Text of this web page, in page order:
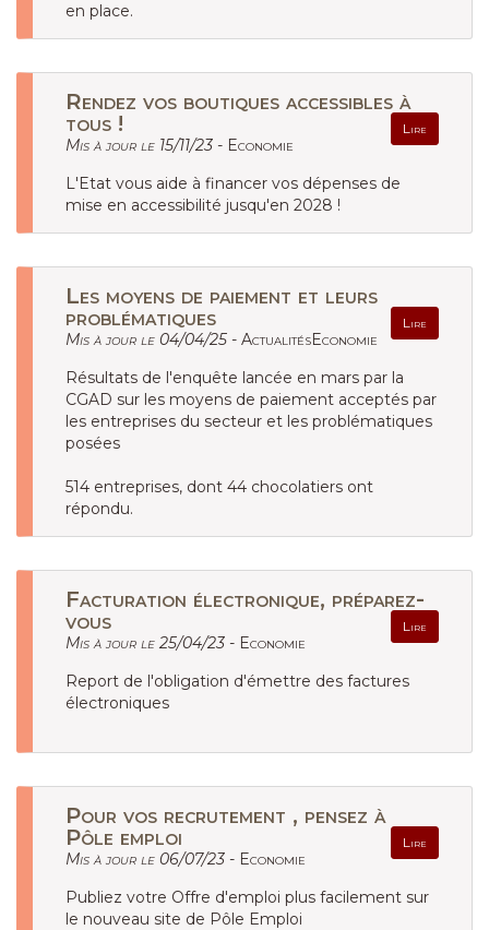
en place.
Rendez vos boutiques accessibles à
tous !
Lire
Mis à jour le 15/11/23 - Economie
L'Etat vous aide à financer vos dépenses de
mise en accessibilité jusqu'en 2028 !
Les moyens de paiement et leurs
problématiques
Lire
Mis à jour le 04/04/25 - ActualitésEconomie
Résultats de l'enquête lancée en mars par la
CGAD sur les moyens de paiement acceptés par
les entreprises du secteur et les problématiques
posées
514 entreprises, dont 44 chocolatiers ont
répondu.
Facturation électronique, préparez-
vous
Lire
Mis à jour le 25/04/23 - Economie
Report de l'obligation d'émettre des factures
électroniques
Pour vos recrutement , pensez à
Pôle emploi
Lire
Mis à jour le 06/07/23 - Economie
Publiez votre Offre d'emploi plus facilement sur
le nouveau site de Pôle Emploi